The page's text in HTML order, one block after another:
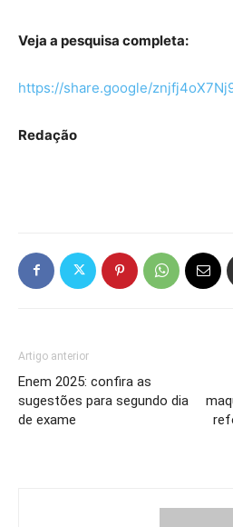
Veja a pesquisa completa:
https://share.google/
Redação
Artigo anterior
Enem 2025: confira as
sugestões para segundo dia
de exame